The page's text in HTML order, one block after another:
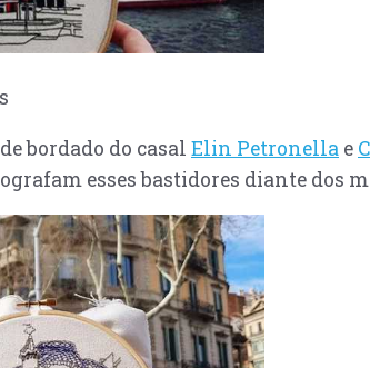
bordado do casal Elin Petronella e
esses bastidores diante dos